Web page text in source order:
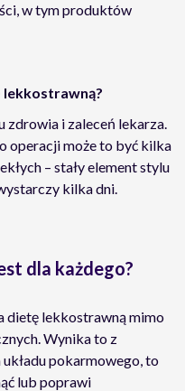
w tym produktów
lekkostrawną?
zdrowia i zaleceń lekarza.
operacji może to być kilka
– stały element stylu
kilka dni.
dla każdego?
dietę lekkostrawną mimo
Wynika to z
pokarmowego, to
lub poprawi